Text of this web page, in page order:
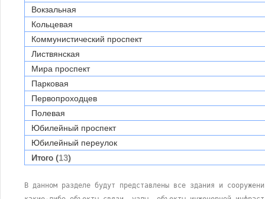
Вокзальная
Кольцевая
Коммунистический проспект
Листвянская
Мира проспект
Парковая
Первопроходцев
Полевая
Юбилейный проспект
Юбилейный переулок
Итого (13)
В данном разделе будут представлены все здания и